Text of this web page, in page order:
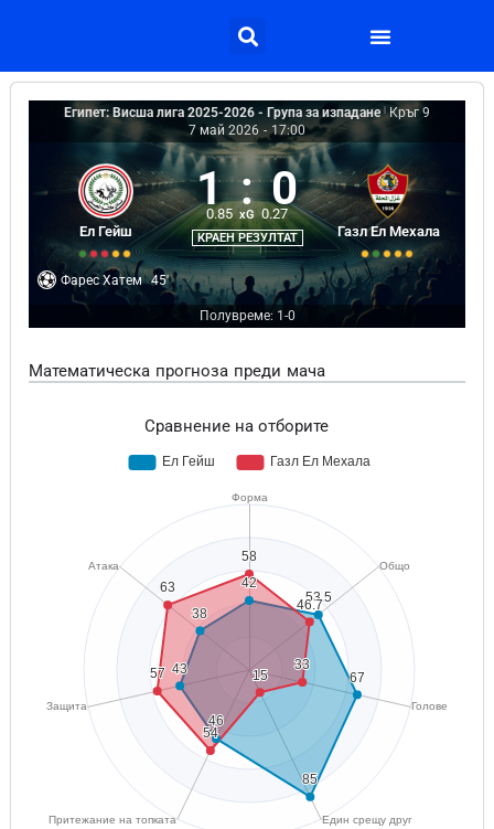
Египет: Висша лига 2025-2026 - Група за изпадане
Кръг 9
7 май 2026 - 17:00
Ел Гейш
1 : 0
0.85 xG 0.27
КРАЕН РЕЗУЛТАТ Газл Ел Мехала
Фарес Хатем 45'
Полувреме: 1-0
Математическа прогноза преди мача
Сравнение на отборите